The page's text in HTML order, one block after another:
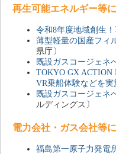
再生可能エネルギー等
令和8年度地域創生
薄型軽量の国産フィ
県庁〕
既設ガスコージェネ
TOKYO GX ACTION
VR乗船体験などを実
既設ガスコージェネ
ルディングス〕
電力会社・ガス会社等
福島第一原子力発電